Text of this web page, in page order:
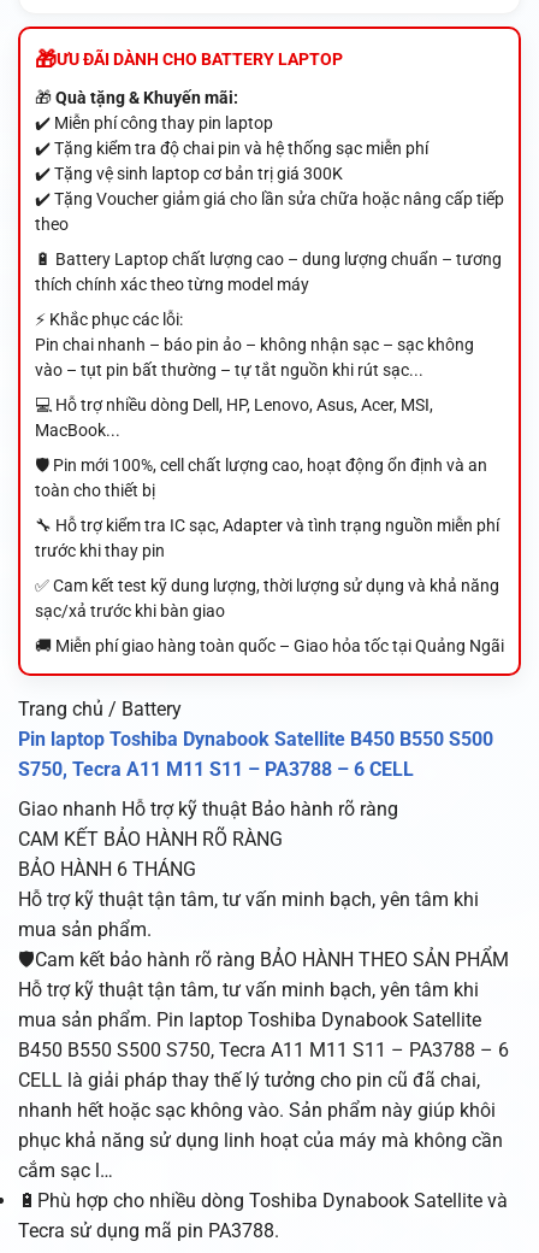
ƯU ĐÃI DÀNH CHO BATTERY LAPTOP
🎁Quà tặng & Khuyến mãi:
✔️ Miễn phí công thay pin laptop
✔️ Tặng kiểm tra độ chai pin và hệ thống sạc miễn phí
✔️ Tặng vệ sinh laptop cơ bản trị giá 300K
✔️ Tặng Voucher giảm giá cho lần sửa chữa hoặc nâng cấp tiếp
theo
🔋 Battery Laptop chất lượng cao – dung lượng chuẩn – tương
thích chính xác theo từng model máy
⚡ Khắc phục các lỗi:
Pin chai nhanh – báo pin ảo – không nhận sạc – sạc không
vào – tụt pin bất thường – tự tắt nguồn khi rút sạc...
💻 Hỗ trợ nhiều dòng Dell, HP, Lenovo, Asus, Acer, MSI,
MacBook...
🛡️ Pin mới 100%, cell chất lượng cao, hoạt động ổn định và an
toàn cho thiết bị
🔧 Hỗ trợ kiểm tra IC sạc, Adapter và tình trạng nguồn miễn phí
trước khi thay pin
✅ Cam kết test kỹ dung lượng, thời lượng sử dụng và khả năng
sạc/xả trước khi bàn giao
🚚 Miễn phí giao hàng toàn quốc – Giao hỏa tốc tại Quảng Ngãi
Trang chủ / Battery
Pin laptop Toshiba Dynabook Satellite B450 B550 S500
S750, Tecra A11 M11 S11 – PA3788 – 6 CELL
Giao nhanh Hỗ trợ kỹ thuật Bảo hành rõ ràng
CAM KẾT BẢO HÀNH RÕ RÀNG
BẢO HÀNH 6 THÁNG
Hỗ trợ kỹ thuật tận tâm, tư vấn minh bạch, yên tâm khi
mua sản phẩm.
🛡️Cam kết bảo hành rõ ràng BẢO HÀNH THEO SẢN PHẨM
Hỗ trợ kỹ thuật tận tâm, tư vấn minh bạch, yên tâm khi
mua sản phẩm. Pin laptop Toshiba Dynabook Satellite
B450 B550 S500 S750, Tecra A11 M11 S11 – PA3788 – 6
CELL là giải pháp thay thế lý tưởng cho pin cũ đã chai,
nhanh hết hoặc sạc không vào. Sản phẩm này giúp khôi
phục khả năng sử dụng linh hoạt của máy mà không cần
cắm sạc l…
🔋Phù hợp cho nhiều dòng Toshiba Dynabook Satellite và
Tecra sử dụng mã pin PA3788.